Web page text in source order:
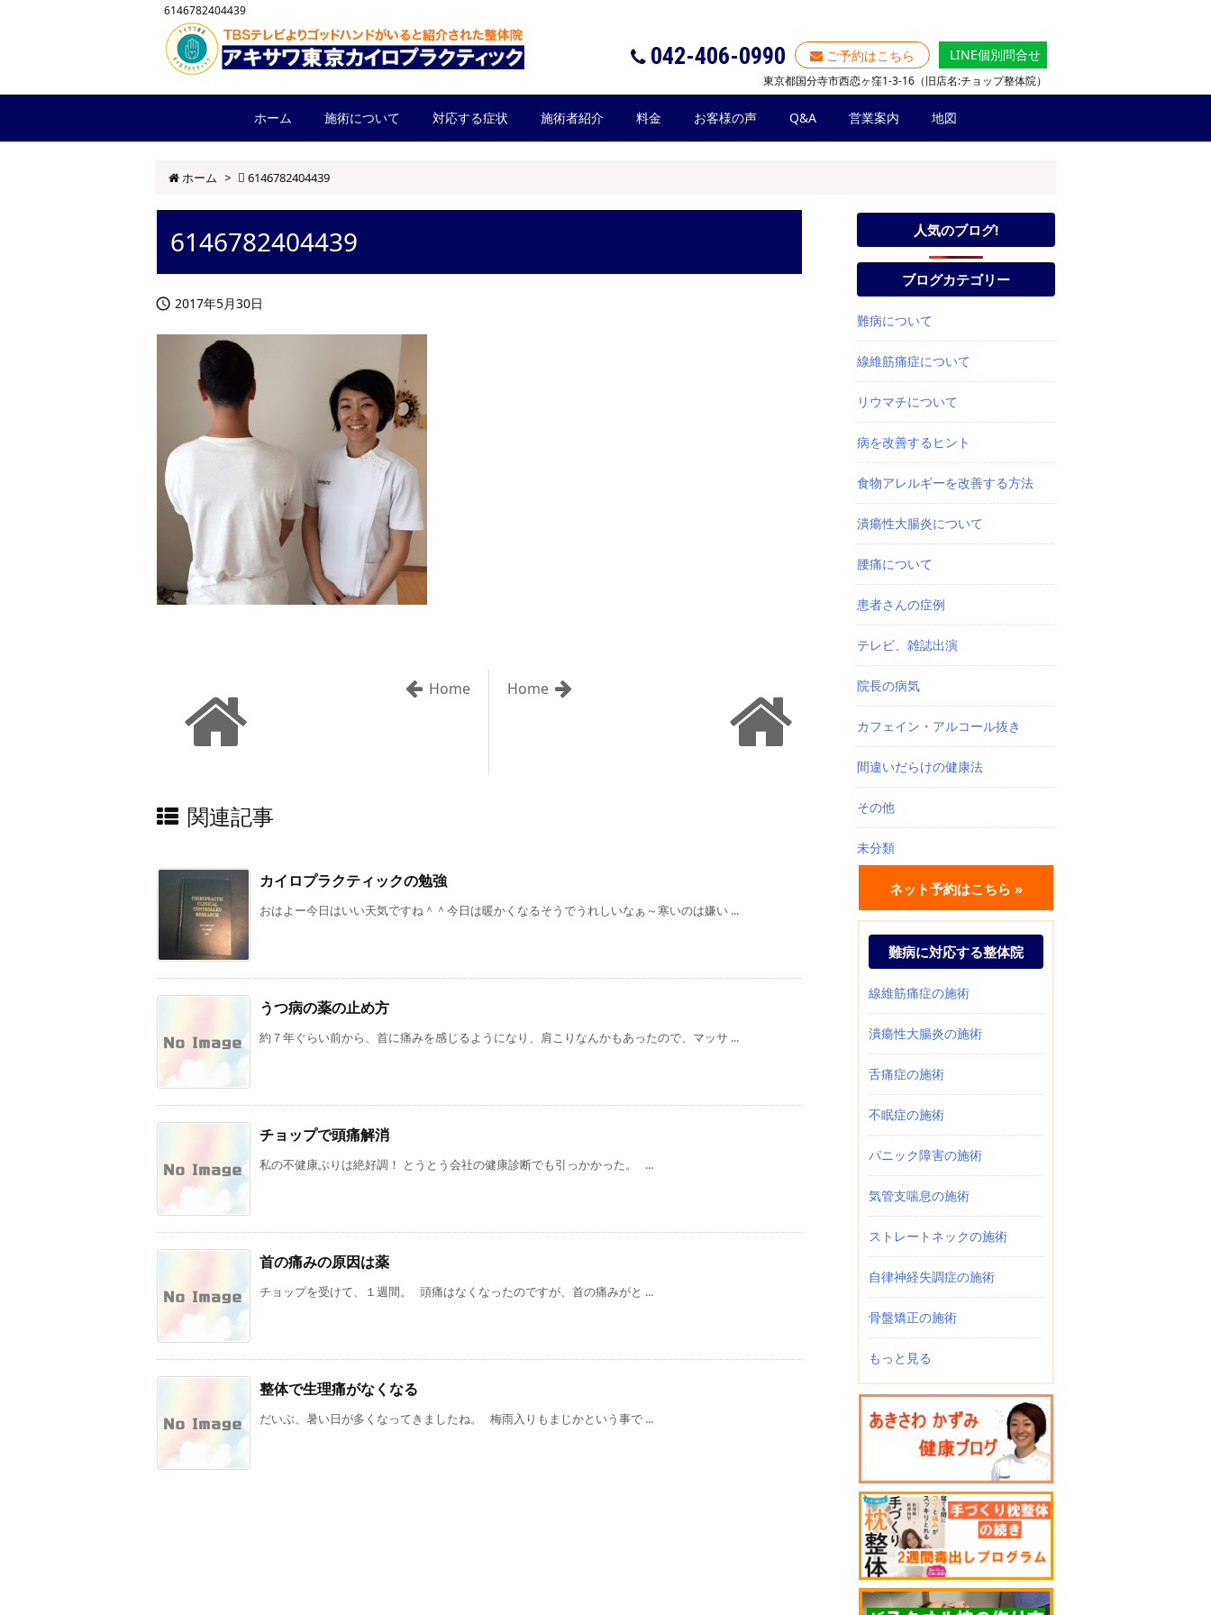
6146782404439
042-406-0990 ご予約はこちら LINE個別問合せ
東京都国分寺市西恋ヶ窪1-3-16（旧店名:チョップ整体院）
ホーム 施術について 対応する症状 施術者紹介 料金 お客様の声 Q&A 営業案内 地図
ホーム > 6146782404439
6146782404439
 2017年5月30日
Home
Home
関連記事
カイロプラクティックの勉強
おはよー今日はいい天気ですね＾＾今日は暖かくなるそうでうれしいなぁ～寒いのは嫌い ...
うつ病の薬の止め方
約７年ぐらい前から、首に痛みを感じるようになり、肩こりなんかもあったので、マッサ ...
チョップで頭痛解消
私の不健康ぶりは絶好調！ とうとう会社の健康診断でも引っかかった。 ...
首の痛みの原因は薬
チョップを受けて、１週間。 頭痛はなくなったのですが、首の痛みがと ...
整体で生理痛がなくなる
だいぶ、暑い日が多くなってきましたね。 梅雨入りもまじかという事で ...
人気のブログ!
ブログカテゴリー
難病について
線維筋痛症について
リウマチについて
病を改善するヒント
食物アレルギーを改善する方法
潰瘍性大腸炎について
腰痛について
患者さんの症例
テレビ、雑誌出演
院長の病気
カフェイン・アルコール抜き
間違いだらけの健康法
その他
未分類
ネット予約はこちら »
難病に対応する整体院
線維筋痛症の施術
潰瘍性大腸炎の施術
舌痛症の施術
不眠症の施術
パニック障害の施術
気管支喘息の施術
ストレートネックの施術
自律神経失調症の施術
骨盤矯正の施術
もっと見る